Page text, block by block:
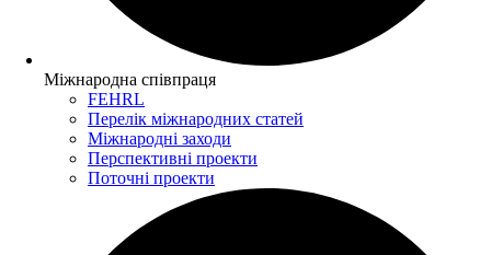
Міжнародна співпраця
FEHRL
Перелік міжнародних статей
Міжнародні заходи
Перспективні проекти
Поточні проекти